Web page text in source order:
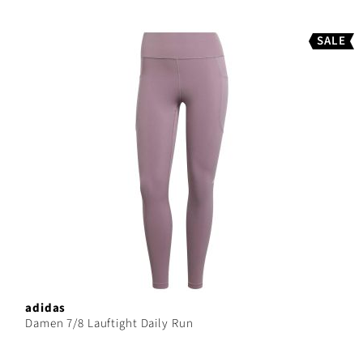
SALE
adidas
Damen 7/8 Lauftight Daily Run